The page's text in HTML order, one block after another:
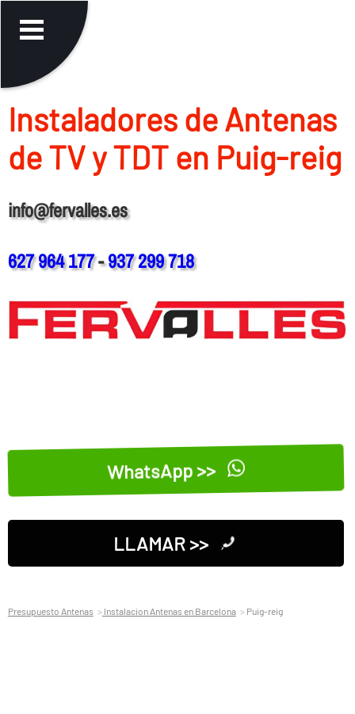
Instaladores de Antenas
de TV y TDT en Puig-reig
info@fervalles.es
627 964 177-937 299 718
WhatsApp >>
LLAMAR >>
Presupuesto Antenas Instalacion Antenas en Barcelona Puig-reig